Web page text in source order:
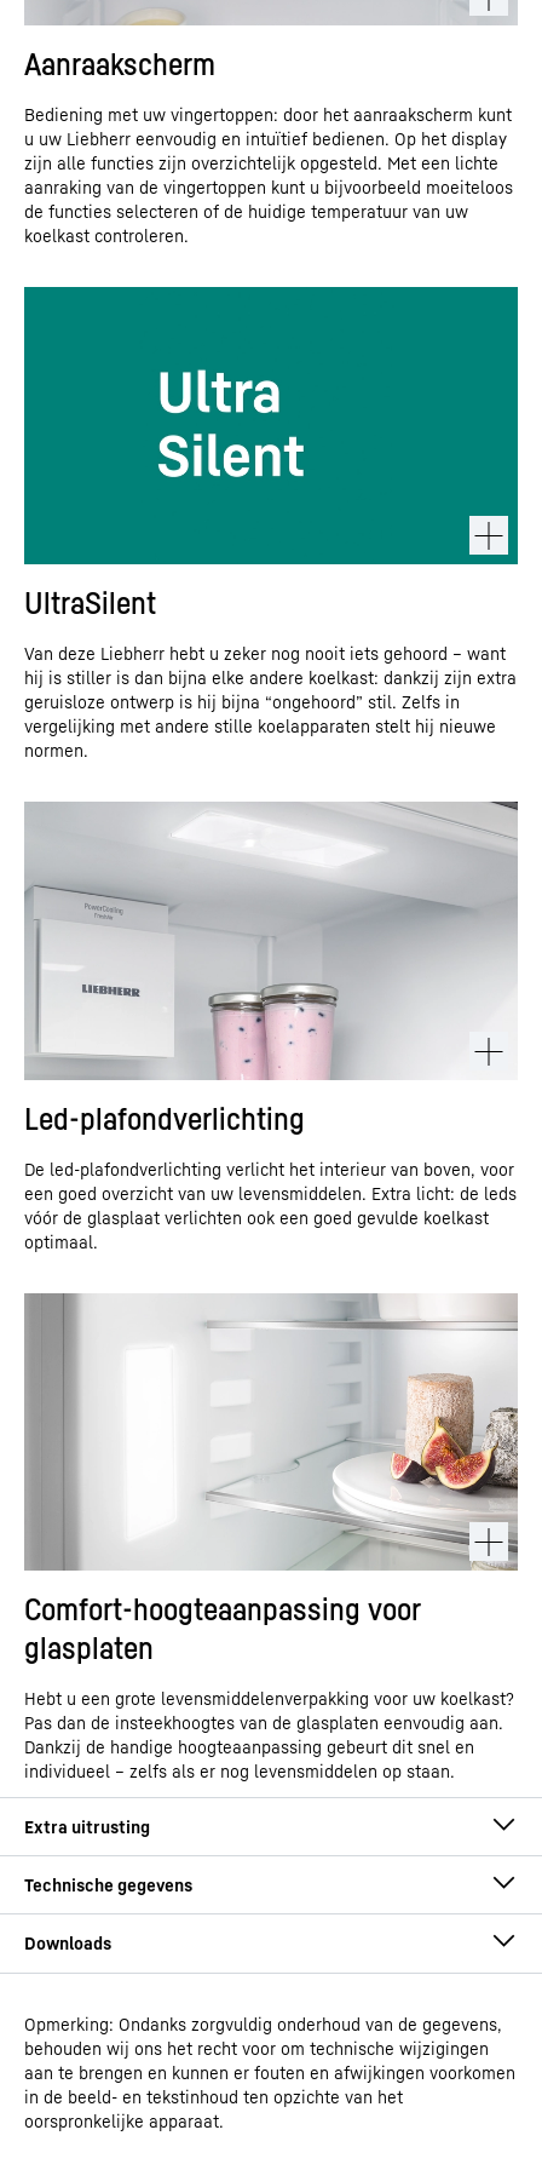
Aanraakscherm
Bediening met uw vingertoppen: door het aanraakscherm kunt
u uw Liebherr eenvoudig en intuïtief bedienen. Op het display
zijn alle functies zijn overzichtelijk opgesteld. Met een lichte
aanraking van de vingertoppen kunt u bijvoorbeeld moeiteloos
de functies selecteren of de huidige temperatuur van uw
koelkast controleren.
UltraSilent
Van deze Liebherr hebt u zeker nog nooit iets gehoord – want
hij is stiller is dan bijna elke andere koelkast: dankzij zijn extra
geruisloze ontwerp is hij bijna “ongehoord” stil. Zelfs in
vergelijking met andere stille koelapparaten stelt hij nieuwe
normen.
Led-plafondverlichting
De led-plafondverlichting verlicht het interieur van boven, voor
een goed overzicht van uw levensmiddelen. Extra licht: de leds
vóór de glasplaat verlichten ook een goed gevulde koelkast
optimaal.
Comfort-hoogteaanpassing voor
glasplaten
Hebt u een grote levensmiddelenverpakking voor uw koelkast?
Pas dan de insteekhoogtes van de glasplaten eenvoudig aan.
Dankzij de handige hoogteaanpassing gebeurt dit snel en
individueel – zelfs als er nog levensmiddelen op staan.
Modeltype
Integreerbare koelkast met
EasyFresh
Gebruiksaanwijzing
Opmerking: Ondanks zorgvuldig onderhoud van de gegevens,
behouden wij ons het recht voor om technische wijzigingen
aan te brengen en kunnen er fouten en afwijkingen voorkomen
in de beeld- en tekstinhoud ten opzichte van het
oorspronkelijke apparaat.